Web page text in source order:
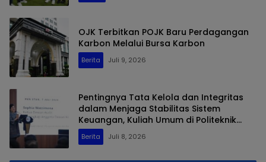
OJK Terbitkan POJK Baru Perdagangan
Karbon Melalui Bursa Karbon
Berita Juli 9, 2026
Pentingnya Tata Kelola dan Integritas
dalam Menjaga Stabilitas Sistem
Keuangan, Kuliah Umum di Politeknik
Keuangan Negara STAN
Berita Juli 8, 2026